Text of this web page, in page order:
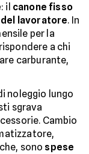
: il canone fisso
lavoratore. In
per la
a chi
carburante,
noleggio lungo
sgrava
Cambio
sono spese